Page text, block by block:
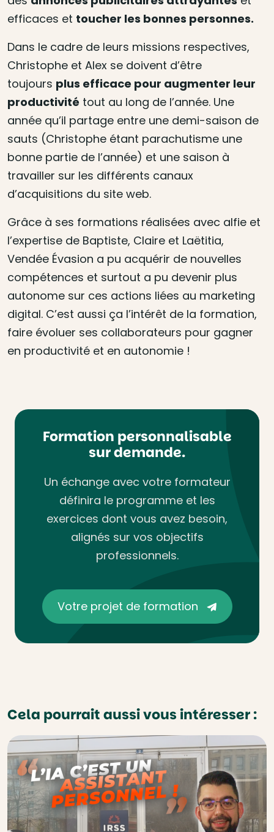
efficaces et toucher les bonnes personnes.
Dans le cadre de leurs missions respectives,
Christophe et Alex se doivent d’être
toujours plus efficace pour augmenter leur
productivité tout au long de l’année. Une
année qu’il partage entre une demi-saison de
sauts (Christophe étant parachutisme une
bonne partie de l’année) et une saison à
travailler sur les différents canaux
d’acquisitions du site web.
Grâce à ses formations réalisées avec alfie et
l’expertise de Baptiste, Claire et Laëtitia,
Vendée Évasion a pu acquérir de nouvelles
compétences et surtout a pu devenir plus
autonome sur ces actions liées au marketing
digital. C’est aussi ça l’intérêt de la formation,
faire évoluer ses collaborateurs pour gagner
en productivité et en autonomie !
Formation personnalisable
sur demande.
Un échange avec votre formateur
définira le programme et les
exercices dont vous avez besoin,
alignés sur vos objectifs
professionnels.
Votre projet de formation
Cela pourrait aussi vous intéresser :